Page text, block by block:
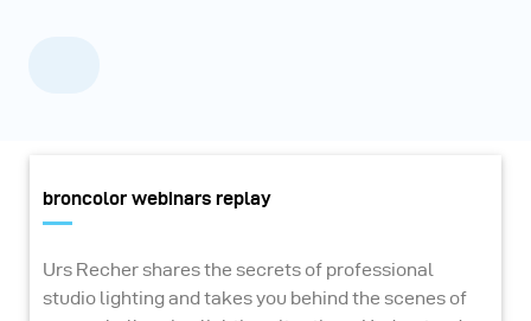
broncolor webinars replay
Urs Recher shares the secrets of professional
studio lighting and takes you behind the scenes of